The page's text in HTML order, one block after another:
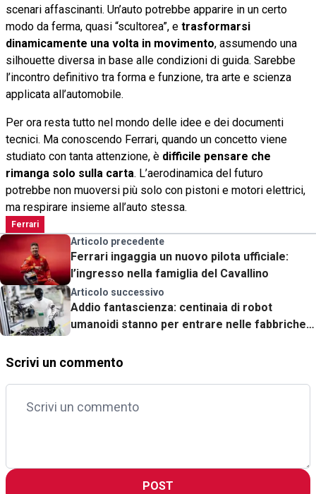
scenari affascinanti. Un’auto potrebbe apparire in un certo
modo da ferma, quasi “scultorea”, e trasformarsi
dinamicamente una volta in movimento, assumendo una
silhouette diversa in base alle condizioni di guida. Sarebbe
l’incontro definitivo tra forma e funzione, tra arte e scienza
applicata all’automobile.
Per ora resta tutto nel mondo delle idee e dei documenti
tecnici. Ma conoscendo Ferrari, quando un concetto viene
studiato con tanta attenzione, è difficile pensare che
rimanga solo sulla carta. L’aerodinamica del futuro
potrebbe non muoversi più solo con pistoni e motori elettrici,
ma respirare insieme all’auto stessa.
Ferrari
Articolo precedente
Ferrari ingaggia un nuovo pilota ufficiale:
l’ingresso nella famiglia del Cavallino
Articolo successivo
Addio fantascienza: centinaia di robot
umanoidi stanno per entrare nelle fabbriche
Scrivi un commento
POST